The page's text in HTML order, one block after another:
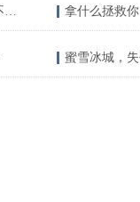
拿什么拯救
蜜雪冰城，失